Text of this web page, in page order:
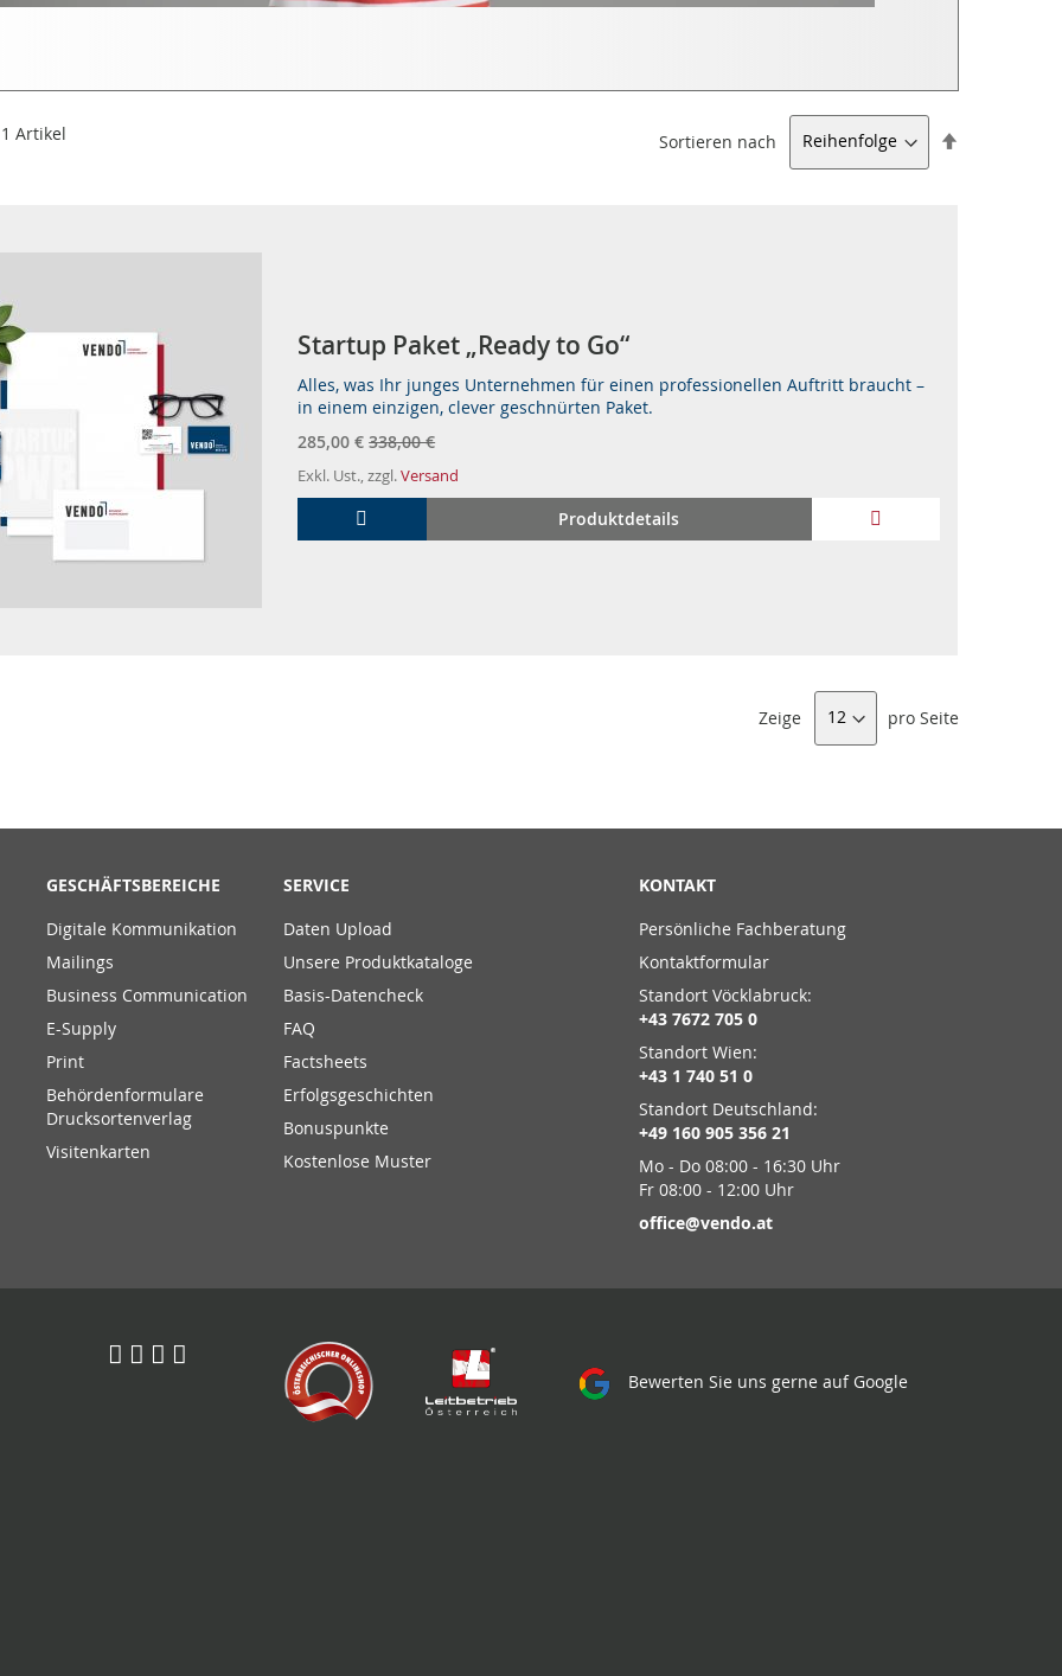
1 Artikel Sortieren nach
Star­t­up Pa­ket „Re­a­dy to Go“
Alles, was Ihr junges Unternehmen für einen professionellen Auftritt braucht –
in einem einzigen, clever geschnürten Paket.
Summe
285,00 € 338,00 €
Exkl. Ust., zzgl.Versand
Produktdetails
Zeige pro Seite
GESCHÄFTSBEREICHE
Digitale Kommunikation
Mailings
Business Communication
E-Supply
Print
Behördenformulare
Drucksortenverlag
Visitenkarten
SERVICE
Daten Upload
Unsere Produktkataloge
Basis-Datencheck
FAQ
Factsheets
Erfolgsgeschichten
Bonuspunkte
Kostenlose Muster
KONTAKT
Persönliche Fachberatung
Kontaktformular
Standort Vöcklabruck:
+43 7672 705 0
Standort Wien:
+43 1 740 51 0
Standort Deutschland:
+49 160 905 356 21
Mo - Do 08:00 - 16:30 Uhr
Fr 08:00 - 12:00 Uhr
office@vendo.at
Bewerten Sie uns gerne auf Google